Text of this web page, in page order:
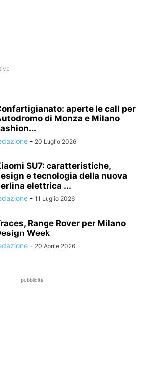
aperte le call per
di Monza e Milano
- 20 Luglio 2026
SU7: caratteristiche,
e tecnologia della nuova
elettrica ...
- 11 Luglio 2026
Range Rover per Milano
Week
- 20 Aprile 2026
pubblicità